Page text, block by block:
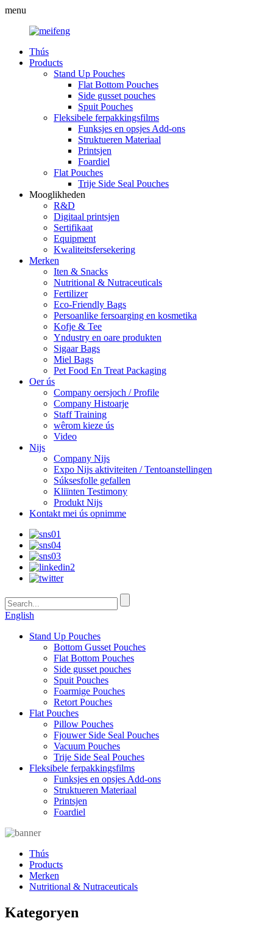
menu
Thús
Products
Stand Up Pouches
Flat Bottom Pouches
Side gusset pouches
Spuit Pouches
Fleksibele ferpakkingsfilms
Funksjes en opsjes Add-ons
Struktueren Materiaal
Printsjen
Foardiel
Flat Pouches
Trije Side Seal Pouches
Mooglikheden
R&D
Digitaal printsjen
Sertifikaat
Equipment
Kwaliteitsfersekering
Merken
Iten & Snacks
Nutritional & Nutraceuticals
Fertilizer
Eco-Friendly Bags
Persoanlike fersoarging en kosmetika
Kofje & Tee
Yndustry en oare produkten
Sigaar Bags
Miel Bags
Pet Food En Treat Packaging
Oer ús
Company oersjoch / Profile
Company Histoarje
Staff Training
wêrom kieze ús
Video
Nijs
Company Nijs
Expo Nijs aktiviteiten / Tentoanstellingen
Súksesfolle gefallen
Kliïnten Testimony
Produkt Nijs
Kontakt mei ús opnimme
English
Stand Up Pouches
Bottom Gusset Pouches
Flat Bottom Pouches
Side gusset pouches
Spuit Pouches
Foarmige Pouches
Retort Pouches
Flat Pouches
Pillow Pouches
Fjouwer Side Seal Pouches
Vacuum Pouches
Trije Side Seal Pouches
Fleksibele ferpakkingsfilms
Funksjes en opsjes Add-ons
Struktueren Materiaal
Printsjen
Foardiel
Thús
Products
Merken
Nutritional & Nutraceuticals
Kategoryen